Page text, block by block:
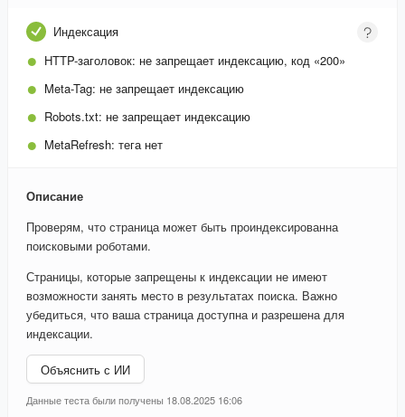
Индексация
HTTP-заголовок: не запрещает индексацию, код «200»
Meta-Tag: не запрещает индексацию
Robots.txt: не запрещает индексацию
MetaRefresh: тега нет
Описание
Проверям, что страница может быть проиндексированна
поисковыми роботами.
Страницы, которые запрещены к индексации не имеют
возможности занять место в результатах поиска. Важно
убедиться, что ваша страница доступна и разрешена для
индексации.
Объяснить с ИИ
Данные теста были получены 18.08.2025 16:06